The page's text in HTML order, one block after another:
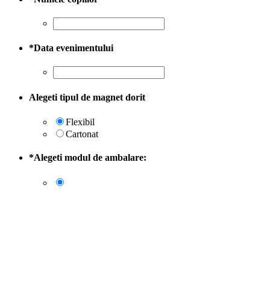
*Data evenimentului
Alegeti tipul de magnet dorit
Flexibil
Cartonat
*Alegeti modul de ambalare: